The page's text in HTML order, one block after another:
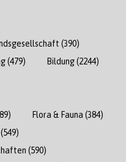
(390)
(479) Bildung(2244)
Flora & Fauna (384)
(549)
(590)